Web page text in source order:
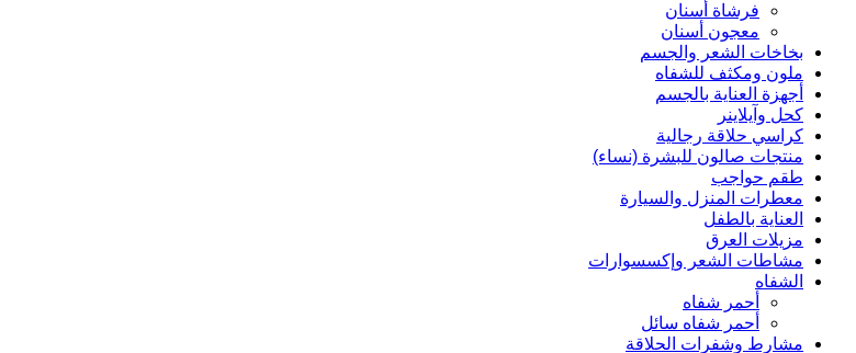
فرشاة أسنان
معجون أسنان
بخاخات الشعر والجسم
ملون ومكثف للشفاه
أجهزة العناية بالجسم
كحل وآيلاينر
كراسي حلاقة رجالية
منتجات صالون للبشرة (نساء)
طقم حواجب
معطرات المنزل والسيارة
العناية بالطفل
مزيلات العرق
مشاطات الشعر وإكسسوارات
الشفاه
أحمر شفاه
أحمر شفاه سائل
مشارط وشفرات الحلاقة